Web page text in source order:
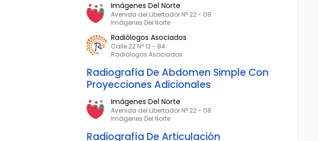
Imágenes Del Norte
Avenida del Libertador N° 22 - 08
Imágenes Del Norte
Radiólogos Asociados
Calle 22 N° 13 - 84
Radiologos Asociados
Radiografía De Abdomen Simple Con
Proyecciones Adicionales
Imágenes Del Norte
Avenida del Libertador N° 22 - 08
Imágenes Del Norte
Radiografía De Articulación